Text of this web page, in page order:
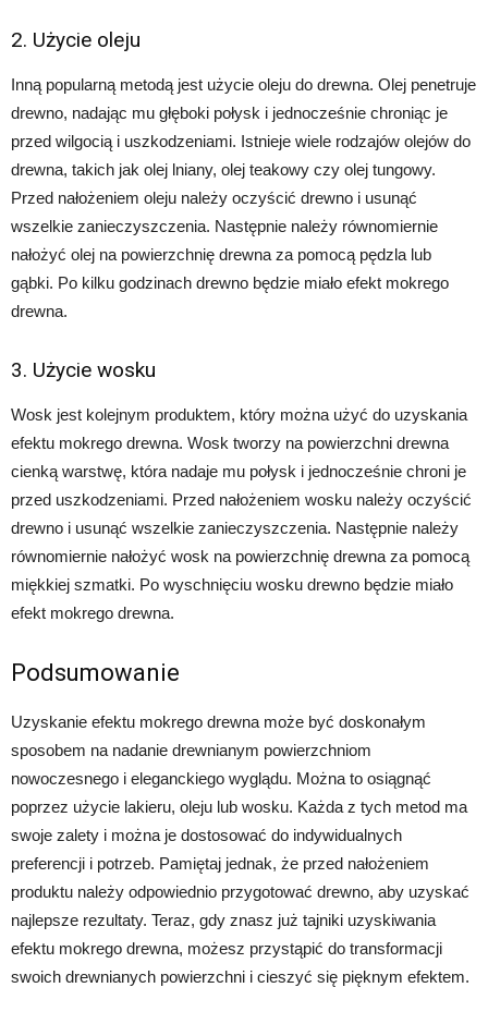
2. Użycie oleju
Inną popularną metodą jest użycie oleju do drewna. Olej penetruje
drewno, nadając mu głęboki połysk i jednocześnie chroniąc je
przed wilgocią i uszkodzeniami. Istnieje wiele rodzajów olejów do
drewna, takich jak olej lniany, olej teakowy czy olej tungowy.
Przed nałożeniem oleju należy oczyścić drewno i usunąć
wszelkie zanieczyszczenia. Następnie należy równomiernie
nałożyć olej na powierzchnię drewna za pomocą pędzla lub
gąbki. Po kilku godzinach drewno będzie miało efekt mokrego
drewna.
3. Użycie wosku
Wosk jest kolejnym produktem, który można użyć do uzyskania
efektu mokrego drewna. Wosk tworzy na powierzchni drewna
cienką warstwę, która nadaje mu połysk i jednocześnie chroni je
przed uszkodzeniami. Przed nałożeniem wosku należy oczyścić
drewno i usunąć wszelkie zanieczyszczenia. Następnie należy
równomiernie nałożyć wosk na powierzchnię drewna za pomocą
miękkiej szmatki. Po wyschnięciu wosku drewno będzie miało
efekt mokrego drewna.
Podsumowanie
Uzyskanie efektu mokrego drewna może być doskonałym
sposobem na nadanie drewnianym powierzchniom
nowoczesnego i eleganckiego wyglądu. Można to osiągnąć
poprzez użycie lakieru, oleju lub wosku. Każda z tych metod ma
swoje zalety i można je dostosować do indywidualnych
preferencji i potrzeb. Pamiętaj jednak, że przed nałożeniem
produktu należy odpowiednio przygotować drewno, aby uzyskać
najlepsze rezultaty. Teraz, gdy znasz już tajniki uzyskiwania
efektu mokrego drewna, możesz przystąpić do transformacji
swoich drewnianych powierzchni i cieszyć się pięknym efektem.